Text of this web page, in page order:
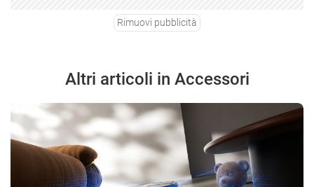
Rimuovi pubblicità
Altri articoli in Accessori